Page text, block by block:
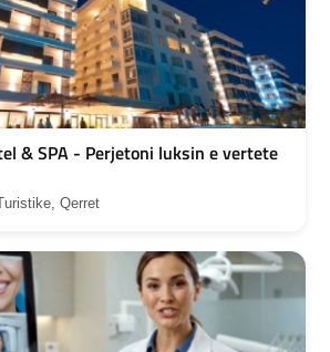
& SPA - Perjetoni luksin e vertete
Qerret